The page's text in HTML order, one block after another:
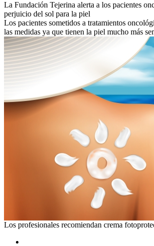
La Fundación Tejerina alerta a los pacientes
perjuicio del sol para la piel
Los pacientes sometidos a tratamientos
las medidas ya que tienen la piel mucho más
Los profesionales recomiendan crema